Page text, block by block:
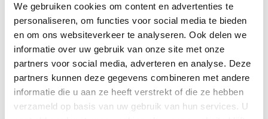
We gebruiken cookies om content en advertenties te
personaliseren, om functies voor social media te bieden
en om ons websiteverkeer te analyseren. Ook delen we
informatie over uw gebruik van onze site met onze
partners voor social media, adverteren en analyse. Deze
partners kunnen deze gegevens combineren met andere
informatie die u aan ze heeft verstrekt of die ze hebben
verzameld op basis van uw gebruik van hun services. U